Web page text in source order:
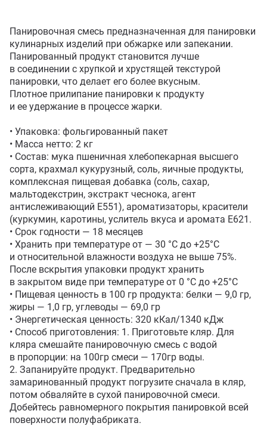
Панировочная смесь предназначенная для панировки
кулинарных изделий при обжарке или запекании.
Панированный продукт становится лучше
в соединении с хрупкой и хрустящей текстурой
панировки, что делает его более вкусным.
Плотное прилипание панировки к продукту
и ее удержание в процессе жарки.
• Упаковка: фольгированный пакет
• Масса нетто: 2 кг
• Состав: мука пшеничная хлебопекарная высшего
сорта, крахмал кукурузный, соль, яичные продукты,
комплексная пищевая добавка (соль, сахар,
мальтодекстрин, экстракт чеснока, агент
антислеживающий Е551), ароматизаторы, красители
(куркумин, каротины, услитель вкуса и аромата Е621.
• Срок годности — 18 месяцев
• Хранить при температуре от — 30 °C до +25°С
и относительной влажности воздуха не выше 75%.
После вскрытия упаковки продукт хранить
в закрытом виде при температуре от 0 °C до +25°С
• Пищевая ценность в 100 гр продукта: белки — 9,0 гр,
жиры — 1,0 гр, углеводы — 69,0 гр
• Энергетическая ценность: 320 кКал/1340 кДж
• Способ приготовления: 1. Приготовьте кляр. Для
кляра смешайте панировочную смесь с водой
в пропорции: на 100гр смеси — 170гр воды.
2. Запанируйте продукт. Предварительно
замаринованный продукт погрузите сначала в кляр,
потом обваляйте в сухой панировочной смеси.
Добейтесь равномерного покрытия панировкой всей
поверхности полуфабриката.